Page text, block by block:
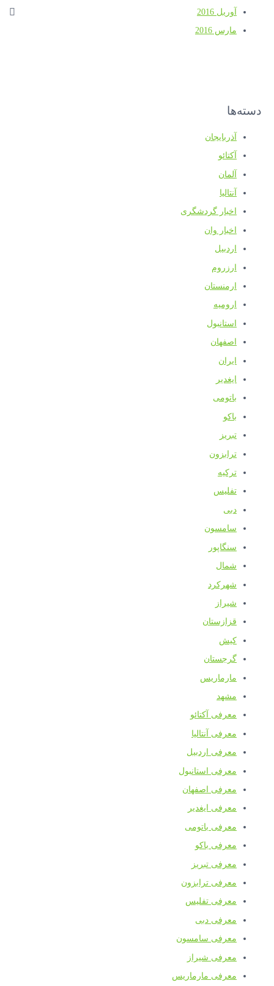
آوریل 2016
مارس 2016
دسته‌ها
آذربایجان
آکتائو
آلمان
آنتالیا
اخبار گردشگری
اخبار وان
اردبیل
ارزروم
ارمنستان
ارومیه
استانبول
اصفهان
ایران
ایغدیر
باتومی
باکو
تبریز
ترابزون
ترکیه
تفلیس
دبی
سامسون
سنگاپور
شمال
شهرکرد
شیراز
قزازستان
کیش
گرجستان
مارماریس
مشهد
معرفی آکتائو
معرفی آنتالیا
معرفی اردبیل
معرفی استانبول
معرفی اصفهان
معرفی ایغدیر
معرفی باتومی
معرفی باکو
معرفی تبریز
معرفی ترابزون
معرفی تفلیس
معرفی دبی
معرفی سامسون
معرفی شیراز
معرفی مارماریس